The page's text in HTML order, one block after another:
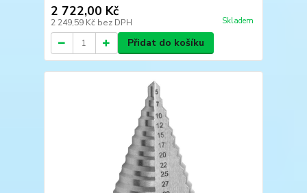
2 722,00 Kč
2 249,59 Kč bez DPH Skladem
Přidat do košíku